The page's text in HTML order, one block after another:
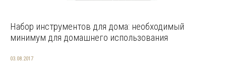
Набор инструментов для дома: необходимый
минимум для домашнего использования
03.08.2017